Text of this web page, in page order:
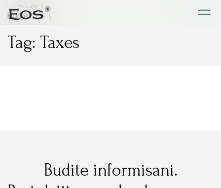
Home
Tag: Taxes
Budite informisani.